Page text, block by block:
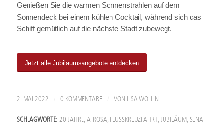
Genießen Sie die warmen Sonnenstrahlen auf dem
Sonnendeck bei einem kühlen Cocktail, während sich das
Schiff gemütlich auf die nächste Stadt zubewegt.
Jetzt alle Jubiläumsangebote entdecken
2. MAI 2022 0 KOMMENTARE VON LISA WOLLIN
SCHLAGWORTE: 20 JAHRE, A-ROSA, FLUSSKREUZFAHRT , JUBILÄUM, SENA